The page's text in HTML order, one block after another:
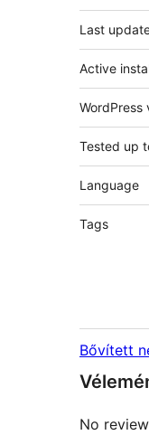
Last
Active
WordPress
Tested up
Language
Tags
Bővített
No